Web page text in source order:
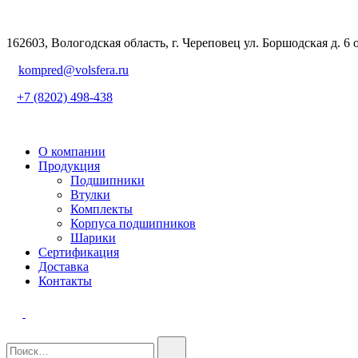
162603, Вологодская область, г. Череповец ул. Боршодская д. 6
kompred@volsfera.ru
+7 (8202) 498-438
О компании
Продукция
Подшипники
Втулки
Комплекты
Корпуса подшипников
Шарики
Сертификация
Доставка
Контакты